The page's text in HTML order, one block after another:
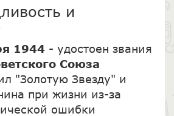
и
1944 - удостоен звания
Союза
"Золотую Звезду" и
при жизни из-за
ошибки